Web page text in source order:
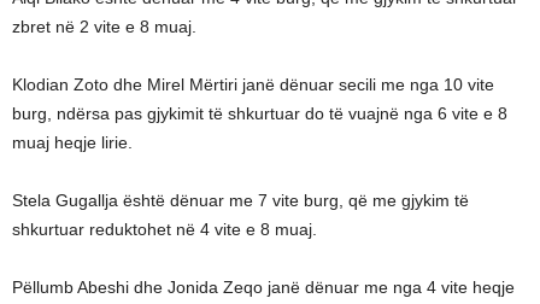
zbret në 2 vite e 8 muaj.
Klodian Zoto dhe Mirel Mërtiri janë dënuar secili me nga 10 vite
burg, ndërsa pas gjykimit të shkurtuar do të vuajnë nga 6 vite e 8
muaj heqje lirie.
Stela Gugallja është dënuar me 7 vite burg, që me gjykim të
shkurtuar reduktohet në 4 vite e 8 muaj.
Pëllumb Abeshi dhe Jonida Zeqo janë dënuar me nga 4 vite heqje